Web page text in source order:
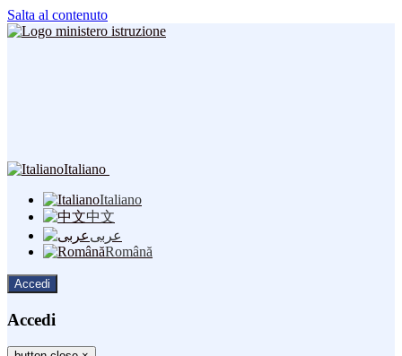
Salta al contenuto
Italiano
Italiano
中文
عربى
Română
Accedi
Accedi